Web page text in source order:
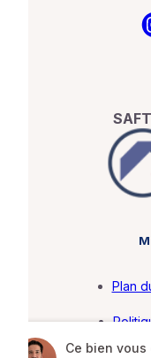
Ce bien vous
Plan